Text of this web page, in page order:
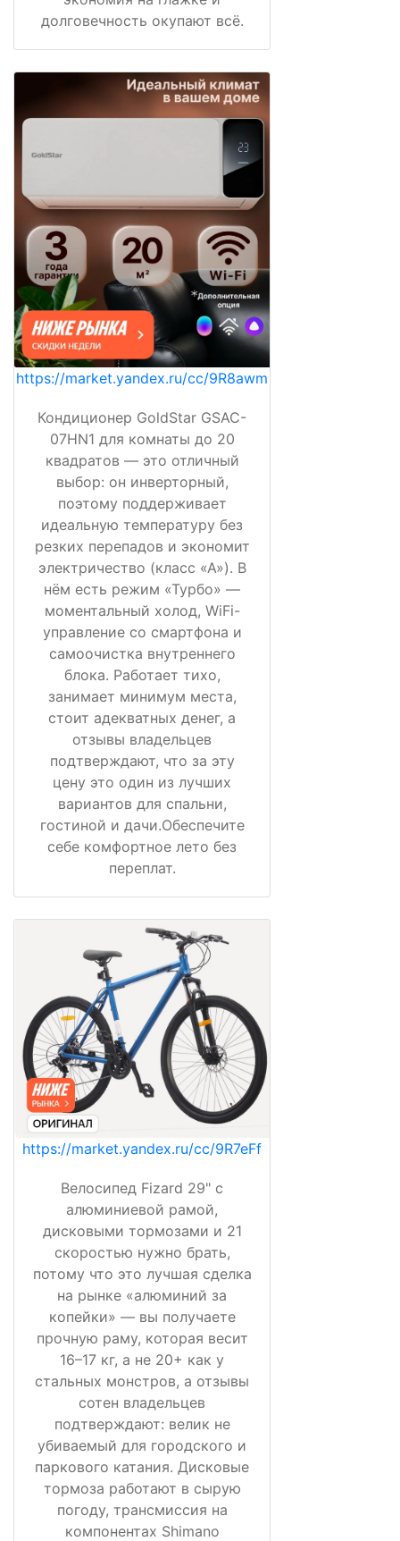
долговечность окупают всё.
https://market.yandex.ru/cc/9R8awm
Кондиционер GoldStar GSAC-
07HN1 для комнаты до 20
квадратов — это отличный
выбор: он инверторный,
поэтому поддерживает
идеальную температуру без
резких перепадов и экономит
электричество (класс «А»). В
нём есть режим «Турбо» —
моментальный холод, WiFi-
управление со смартфона и
самоочистка внутреннего
блока. Работает тихо,
занимает минимум места,
стоит адекватных денег, а
отзывы владельцев
подтверждают, что за эту
цену это один из лучших
вариантов для спальни,
гостиной и дачи.Обеспечите
себе комфортное лето без
переплат.
https://market.yandex.ru/cc/9R7eFf
Велосипед Fizard 29" с
алюминиевой рамой,
дисковыми тормозами и 21
скоростью нужно брать,
потому что это лучшая сделка
на рынке «алюминий за
копейки» — вы получаете
прочную раму, которая весит
16–17 кг, а не 20+ как у
стальных монстров, а отзывы
сотен владельцев
подтверждают: велик не
убиваемый для городского и
паркового катания. Дисковые
тормоза работают в сырую
погоду, трансмиссия на
компонентах Shimano